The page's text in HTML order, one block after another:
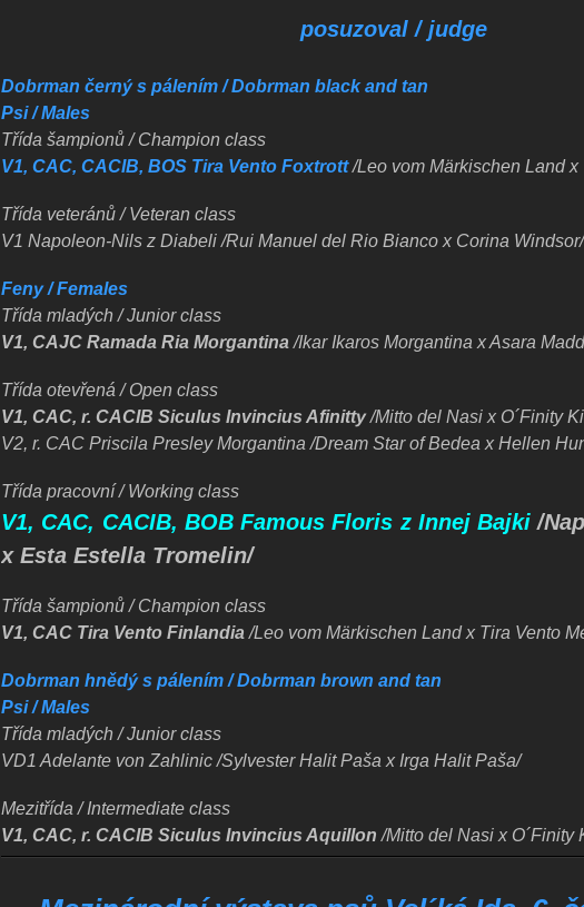
posuzoval / judge
Dobrman černý s pálením / Dobrman black and tan
Psi / Males
Třída šampionů / Champion class
V1, CAC, CACIB, BOS Tira Vento Foxtrott/Leo vom Märkischen Land
Třída veteránů / Veteran class
V1 Napoleon-Nils z Diabeli /Rui Manuel del Rio Bianco x Corina Windsor/
Feny / Females
Třída mladých / Junior class
V1, CAJC Ramada Ria Morgantina /Ikar Ikaros Morgantina x Asara
Třída otevřená / Open class
V1, CAC, r. CACIB Siculus Invincius Afinitty/Mitto del Nasi x O´Finity
V2, r. CAC Priscila Presley Morgantina/Dream Star of Bedea x Hellen
Třída pracovní / Working class
V1, CAC, CACIB, BOB Famous Floris z Innej Bajki /
x Esta Estella Tromelin/
Třída šampionů / Champion class
V1, CAC Tira Vento Finlandia /Leo vom Märkischen Land x Tira Vento
Dobrman hnědý s pálením / Dobrman brown and tan
Psi / Males
Třída mladých / Junior class
VD1 Adelante von Zahlinic /Sylvester Halit Paša x Irga Halit Paša/
Mezitřída / Intermediate class
V1, CAC, r. CACIB Siculus Invincius Aquillon /Mitto del Nasi x O´Finity